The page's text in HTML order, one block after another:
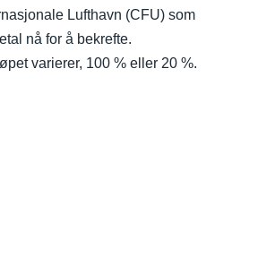
Lufthavn (CFU) som
nå for å bekrefte.
varierer, 100 % eller 20 %.